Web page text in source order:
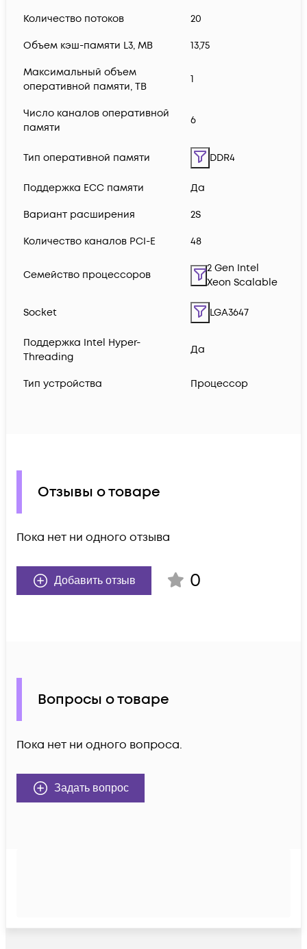
Количество потоков 20
Объем кэш-памяти L3, MB 13,75
Максимальный объем
оперативной памяти, TB
1
Число каналов оперативной
памяти
6
Тип оперативной памяти DDR4
Поддержка ECC памяти Да
Вариант расширения 2S
Количество каналов PCI-E 48
Семейство процессоров
2 Gen Intel
Xeon Scalable
Socket LGA3647
Поддержка Intel Hyper-
Threading
Да
Тип устройства Процессор
Отзывы о товаре
Пока нет ни одного отзыва
Добавить отзыв 0
Вопросы о товаре
Пока нет ни одного вопроса.
Задать вопрос